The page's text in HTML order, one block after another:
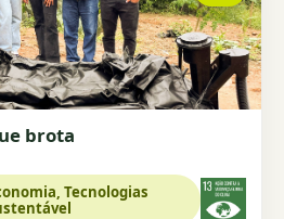
brota
Tecnologias